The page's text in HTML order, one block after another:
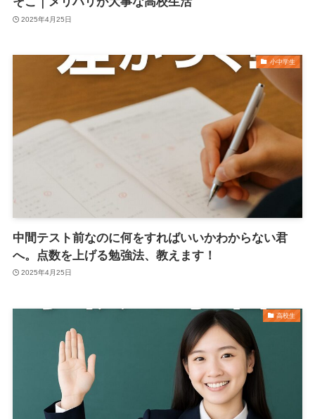
2025年4月25日
小中学生
中間テスト前なのに何をすればいいかわからない君
へ。点数を上げる勉強法、教えます！
2025年4月25日
高校生